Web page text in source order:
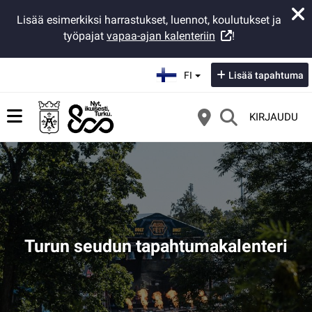
Lisää esimerkiksi harrastukset, luennot, koulutukset ja
työpajat vapaa-ajan kalenteriin !
FI Lisää tapahtuma
KIRJAUDU
Turun seudun tapahtumakalenteri